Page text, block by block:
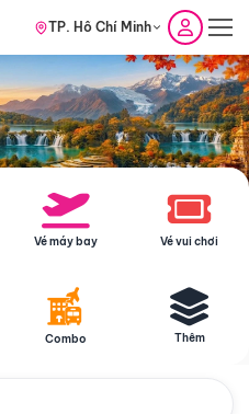
TP. Hồ Chí Minh
Vé máy bay Vé vui chơi
Combo Thêm